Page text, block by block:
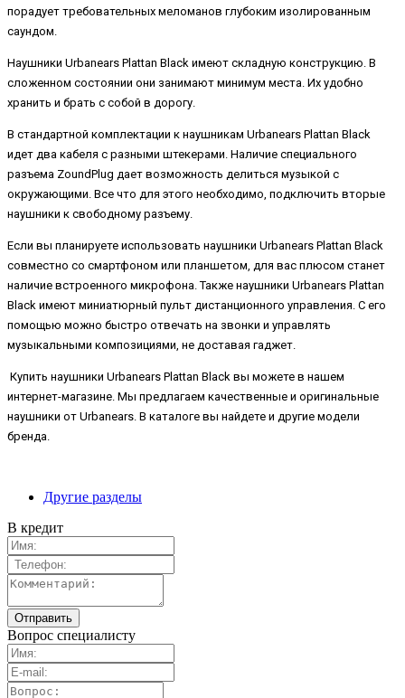
порадует требовательных меломанов глубоким изолированным
саундом.
Наушники Urbanears Plattan Black имеют складную конструкцию. В
сложенном состоянии они занимают минимум места. Их удобно
хранить и брать с собой в дорогу.
В стандартной комплектации к наушникам Urbanears Plattan Black
идет два кабеля с разными штекерами. Наличие специального
разъема ZoundPlug дает возможность делиться музыкой с
окружающими. Все что для этого необходимо, подключить вторые
наушники к свободному разъему.
Если вы планируете использовать наушники Urbanears Plattan Black
совместно со смартфоном или планшетом, для вас плюсом станет
наличие встроенного микрофона. Также наушники Urbanears Plattan
Black имеют миниатюрный пульт дистанционного управления. С его
помощью можно быстро отвечать на звонки и управлять
музыкальными композициями, не доставая гаджет.
Купить наушники Urbanears Plattan Black вы можете в нашем
интернет-магазине. Мы предлагаем качественные и оригинальные
наушники от Urbanears. В каталоге вы найдете и другие модели
бренда.
Другие разделы
В кредит
Вопрос специалисту